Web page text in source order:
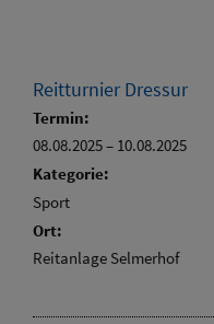
Reitturnier Dressur
Termin:
08.08.2025– 10.08.2025
Kategorie:
Sport
Ort:
Reitanlage Selmerhof